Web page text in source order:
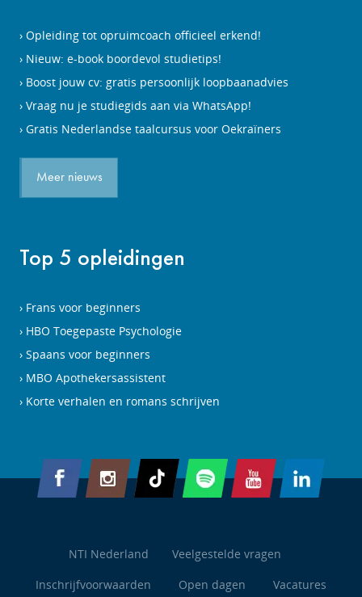
Opleiding tot opruimcoach officieel erkend!
Nieuw: e-book boordevol studietips!
Boost jouw cv: gratis persoonlijk loopbaanadvies
Vraag nu je studiegids aan via WhatsApp!
Gratis Nederlandse taalcursus voor Oekraïners
Meer nieuws
Top 5 opleidingen
Frans voor beginners
HBO Toegepaste Psychologie
Spaans voor beginners
MBO Apothekersassistent
Korte verhalen en romans schrijven
NTI Nederland
Veelgestelde vragen
Inschrijfvoorwaarden
Open dagen Vacatures